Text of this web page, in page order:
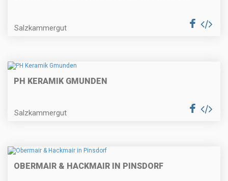
Salzkammergut
PH KERAMIK GMUNDEN
Salzkammergut
OBERMAIR & HACKMAIR IN PINSDORF